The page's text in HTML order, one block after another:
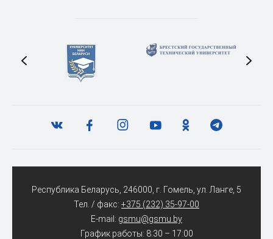
Республика Беларусь, 246000, г. Гомель, ул. Ланге, 5
Тел. / факс: +375 (232) 35-97-00
E-mail: gsmu@gsmu.by
График работы: 8:30 – 17:00